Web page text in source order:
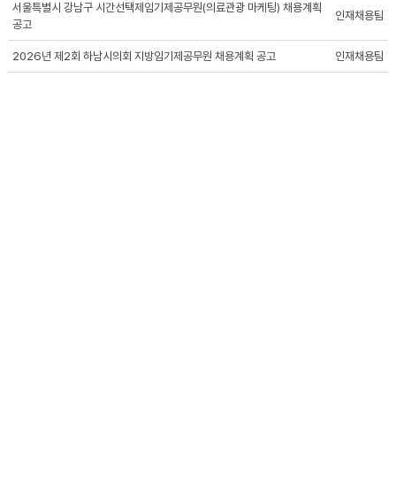
서울특별시 강남구 시간선택제임기제공무원(의료관광 마케팅) 채용계획
공고
인재채용팀
2026년 제2회 하남시의회 지방임기제공무원 채용계획 공고 인재채용팀